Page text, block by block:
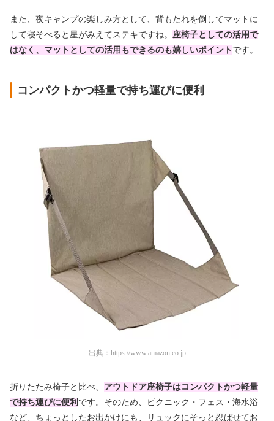
また、夜キャンプの楽しみ方として、背もたれを倒してマットに
して寝そべると星がみえてステキですね。 座椅子としての活用で
はなく、マットとしての活用もできるのも嬉しいポイント です。
コンパクトかつ軽量で持ち運びに便利
出典： https://www.amazon.co.jp
折りたたみ椅子と比べ、 アウトドア座椅子はコンパクトかつ軽量
で持ち運びに便利 です。そのため、ピクニック・フェス・海水浴
など、ちょっとしたお出かけにも、リュックにそっと忍ばせてお